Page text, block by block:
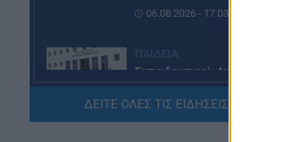
06.08.2026 - 17:03
Εκπαιδευτικοί: Ανακλήθηκαν
αποσπάσεις για τα σχολικά έτη
2026-2029
06.08.2026 - 16:03
ΔΕΙΤΕ ΟΛΕΣ ΤΙΣ ΕΙΔΗΣΕΙΣ ΕΔΩ »